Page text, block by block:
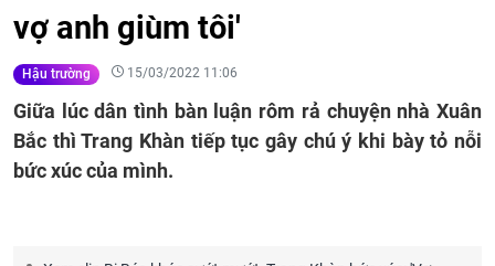
vợ anh giùm tôi'
Hậu trường 15/03/2022 11:06
Giữa lúc dân tình bàn luận rôm rả chuyện nhà Xuân
Bắc thì Trang Khàn tiếp tục gây chú ý khi bày tỏ nỗi
bức xúc của mình.